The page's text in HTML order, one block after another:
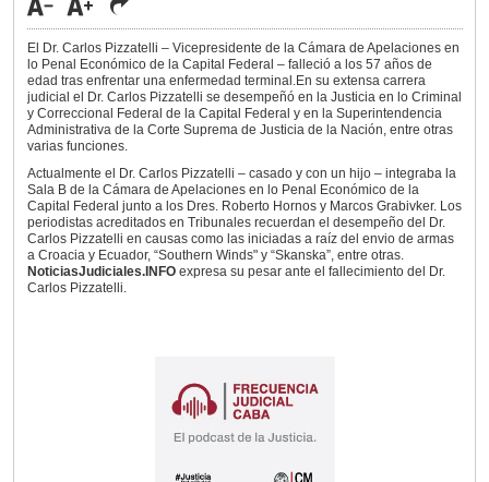
El Dr. Carlos Pizzatelli – Vicepresidente de la Cámara de Apelaciones en
lo Penal Económico de la Capital Federal – falleció a los 57 años de
edad tras enfrentar una enfermedad terminal.En su extensa carrera
judicial el Dr. Carlos Pizzatelli se desempeñó en la Justicia en lo Criminal
y Correccional Federal de la Capital Federal y en la Superintendencia
Administrativa de la Corte Suprema de Justicia de la Nación, entre otras
varias funciones.
Actualmente el Dr. Carlos Pizzatelli – casado y con un hijo – integraba la
Sala B de la Cámara de Apelaciones en lo Penal Económico de la
Capital Federal junto a los Dres. Roberto Hornos y Marcos Grabivker. Los
periodistas acreditados en Tribunales recuerdan el desempeño del Dr.
Carlos Pizzatelli en causas como las iniciadas a raíz del envio de armas
a Croacia y Ecuador, “Southern Winds" y “Skanska”, entre otras.
NoticiasJudiciales.INFO expresa su pesar ante el fallecimiento del Dr.
Carlos Pizzatelli.